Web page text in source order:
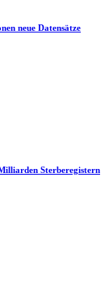
neue Datensätze
Sterberegistern